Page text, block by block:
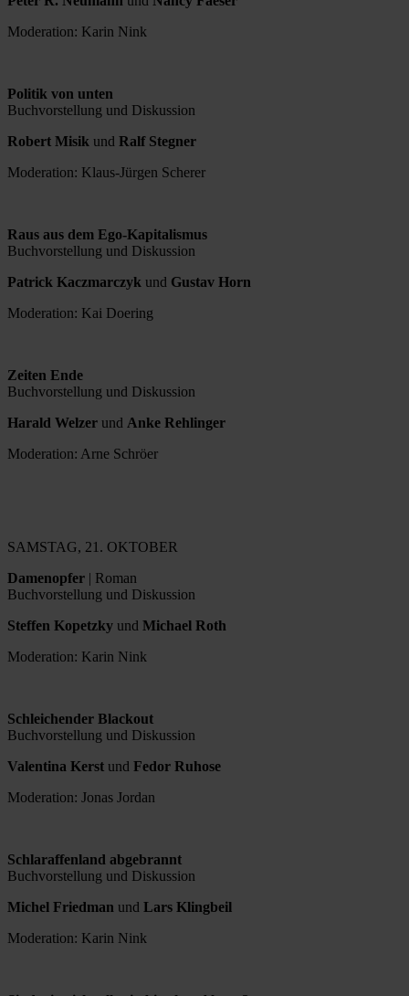
Moderation: Karin Nink
Politik von unten
Buchvorstellung und Diskussion
Robert Misik und Ralf Stegner
Moderation: Klaus-Jürgen Scherer
Raus aus dem Ego-Kapitalismus
Buchvorstellung und Diskussion
Patrick Kaczmarczyk und Gustav Horn
Moderation: Kai Doering
Zeiten Ende
Buchvorstellung und Diskussion
Harald Welzer und Anke Rehlinger
Moderation: Arne Schröer
SAMSTAG, 21. OKTOBER
Damenopfer | Roman
Buchvorstellung und Diskussion
Steffen Kopetzky und Michael Roth
Moderation: Karin Nink
Schleichender Blackout
Buchvorstellung und Diskussion
Valentina Kerst und Fedor Ruhose
Moderation: Jonas Jordan
Schlaraffenland abgebrannt
Buchvorstellung und Diskussion
Michel Friedman und Lars Klingbeil
Moderation: Karin Nink